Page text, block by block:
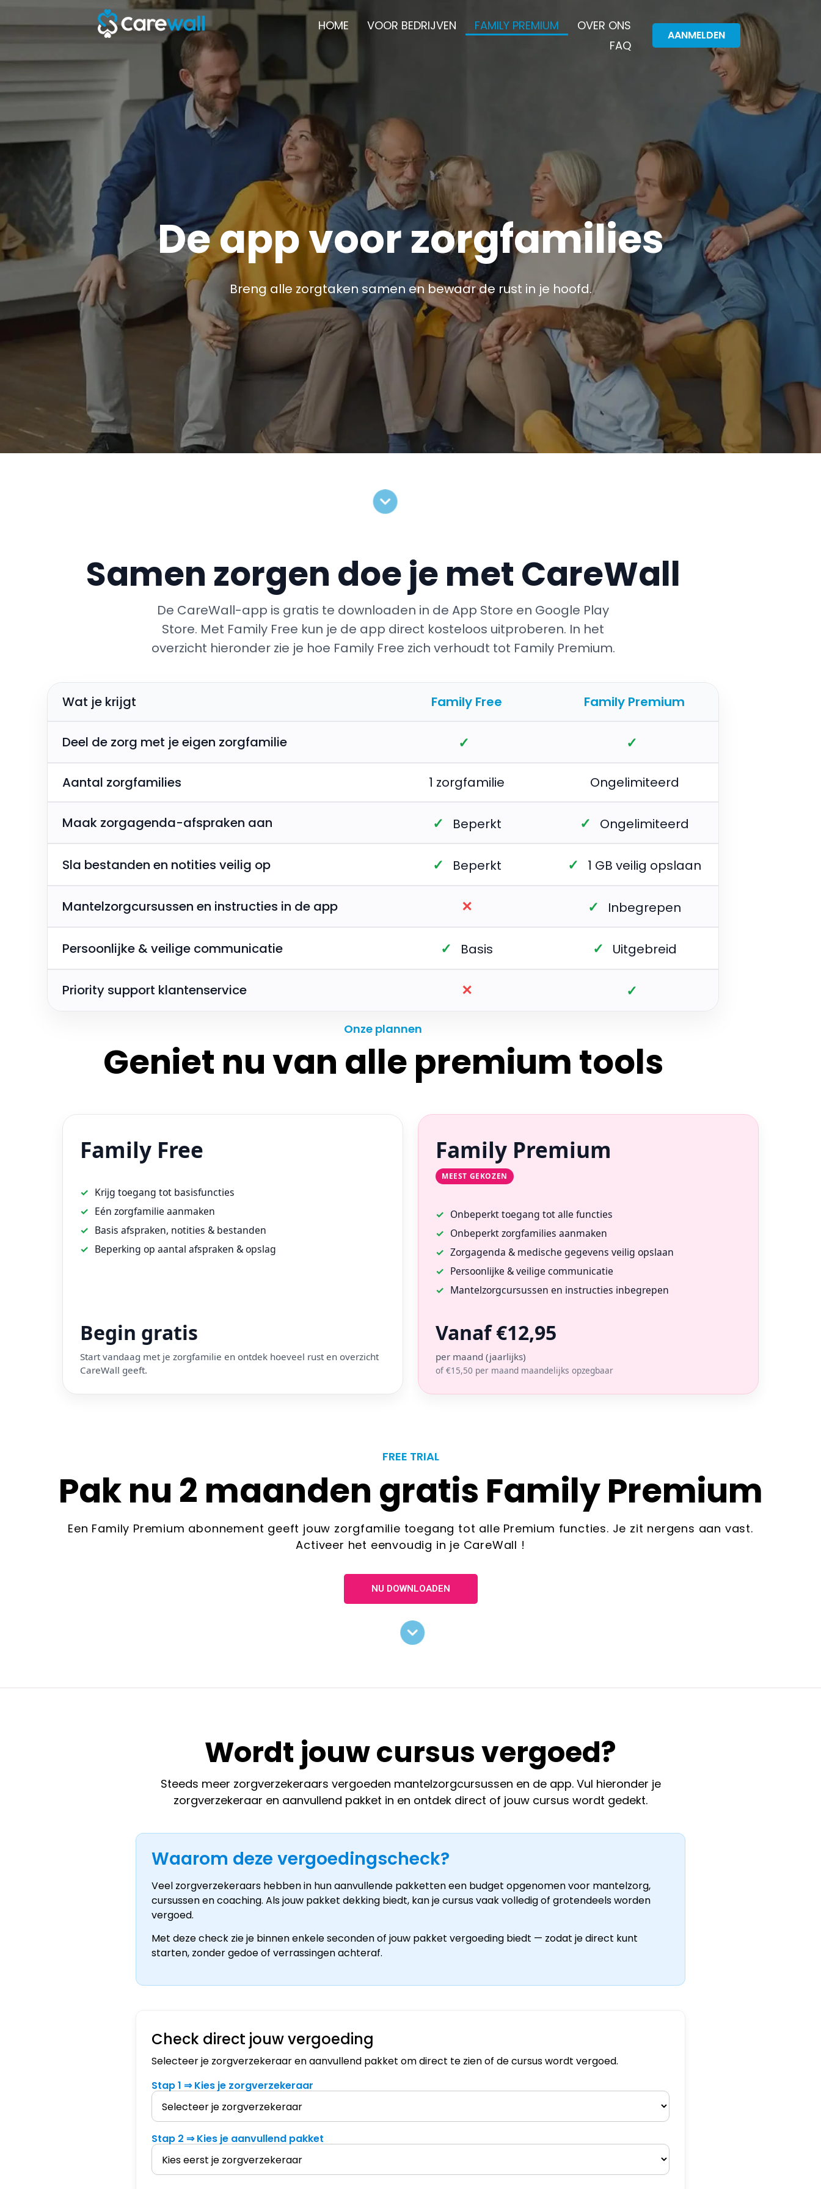
HOME VOOR BEDRIJVEN FAMILY PREMIUM
OVER ONS
FAQ
AANMELDEN
De app voor zorgfamilies
Breng alle zorgtaken samen en bewaar de rust in je hoofd.
Samen zorgen doe je met CareWall
De CareWall-app is gratis te downloaden in de App Store en Google Play
Store. Met Family Free kun je de app direct kosteloos uitproberen. In het
overzicht hieronder zie je hoe Family Free zich verhoudt tot Family Premium.
Wat je krijgt Family Free Family Premium
Deel de zorg met je eigen zorgfamilie ✓ ✓
Aantal zorgfamilies 1 zorgfamilie Ongelimiteerd
Maak zorgagenda-afspraken aan ✓ Beperkt ✓ Ongelimiteerd
Sla bestanden en notities veilig op ✓ Beperkt ✓ 1 GB veilig opslaan
Mantelzorgcursussen en instructies in de app ✕ ✓ Inbegrepen
Persoonlijke & veilige communicatie ✓ Basis ✓ Uitgebreid
Priority support klantenservice ✕ ✓
Onze plannen
Geniet nu van alle premium tools
Family Free
Krijg toegang tot basisfuncties
Eén zorgfamilie aanmaken
Basis afspraken, notities & bestanden
Beperking op aantal afspraken & opslag
Begin gratis
Start vandaag met je zorgfamilie en ontdek hoeveel rust en overzicht
CareWall geeft.
Family Premium
MEEST GEKOZEN
Onbeperkt toegang tot alle functies
Onbeperkt zorgfamilies aanmaken
Zorgagenda & medische gegevens veilig opslaan
Persoonlijke & veilige communicatie
Mantelzorgcursussen en instructies inbegrepen
Vanaf €12,95
per maand (jaarlijks)
of €15,50 per maand maandelijks opzegbaar
FREE TRIAL
Pak nu 2 maanden gratis Family Premium
Een Family Premium abonnement geeft jouw zorgfamilie toegang tot alle Premium functies. Je zit nergens aan vast.
Activeer het eenvoudig in je CareWall !
NU DOWNLOADEN
Wordt jouw cursus vergoed?
Steeds meer zorgverzekeraars vergoeden mantelzorgcursussen en de app. Vul hieronder je
zorgverzekeraar en aanvullend pakket in en ontdek direct of jouw cursus wordt gedekt.
Waarom deze vergoedingscheck?
Veel zorgverzekeraars hebben in hun aanvullende pakketten een budget opgenomen voor mantelzorg,
cursussen en coaching. Als jouw pakket dekking biedt, kan je cursus vaak volledig of grotendeels worden
vergoed.
Met deze check zie je binnen enkele seconden of jouw pakket vergoeding biedt — zodat je direct kunt
starten, zonder gedoe of verrassingen achteraf.
Check direct jouw vergoeding
Selecteer je zorgverzekeraar en aanvullend pakket om direct te zien of de cursus wordt vergoed.
Stap 1 ⇒ Kies je zorgverzekeraar
Stap 2 ⇒ Kies je aanvullend pakket